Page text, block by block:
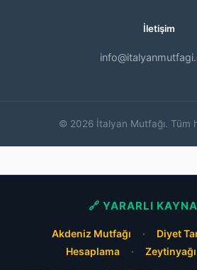
İletişim
© 2026 İtalyan Mutfağı. Tüm
🔗 YARARLI
Akdeniz Mutfağı · Diyet
Hesaplama
·